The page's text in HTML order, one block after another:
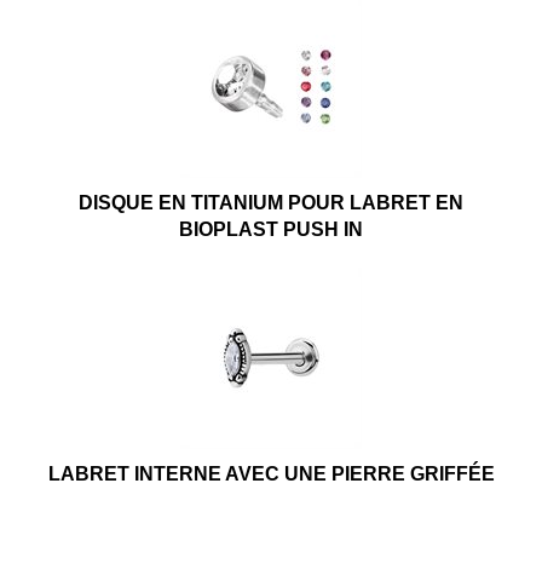
DISQUE EN TITANIUM POUR LABRET EN
BIOPLAST PUSH IN
LABRET INTERNE AVEC UNE PIERRE GRIFFÉE